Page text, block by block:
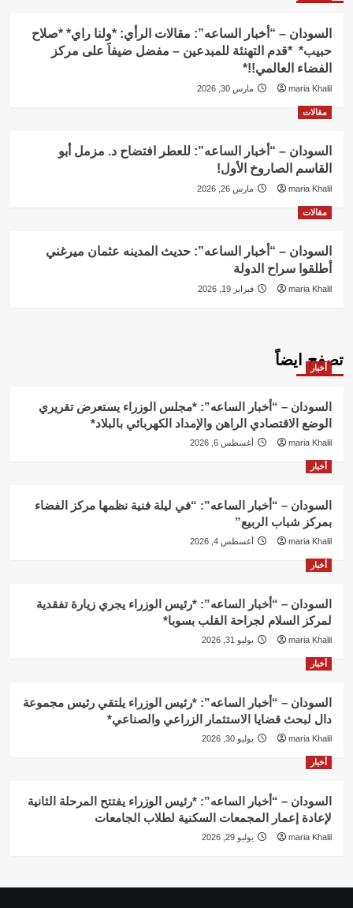
السودان – “أخبار الساعه”: مقالات الرأي: *ولنا راي* *صلاح
حبيب* *قدم التهنئة للمبدعين – مفضل ضيفاََ على مركز
الفضاء العالمي!!*
maria Khalil مارس 30, 2026
مقالات
السودان – “أخبار الساعه”: للعطر افتضاح د. مزمل أبو
القاسم الصاروخ الأول!
maria Khalil مارس 26, 2026
مقالات
السودان – “أخبار الساعه”: حديث المدينه عثمان ميرغني
أطلقوا سراح الدولة
maria Khalil فبراير 19, 2026
تصفح ايضاً
أخبار
السودان – “أخبار الساعه”: *مجلس الوزراء يستعرض تقريري
الوضع الاقتصادي الراهن والإمداد الكهربائي بالبلاد*
maria Khalil أغسطس 6, 2026
أخبار
السودان – “أخبار الساعه”: “في ليلة فنية نظمها مركز الفضاء
بمركز شباب الربيع”
maria Khalil أغسطس 4, 2026
أخبار
السودان – “أخبار الساعه”: *رئيس الوزراء يجري زيارة تفقدية
لمركز السلام لجراحة القلب بسوبا*
maria Khalil يوليو 31, 2026
أخبار
السودان – “أخبار الساعه”: *رئيس الوزراء يلتقي رئيس مجموعة
دال لبحث قضايا الاستثمار الزراعي والصناعي*
maria Khalil يوليو 30, 2026
أخبار
السودان – “أخبار الساعه”: *رئيس الوزراء يفتتح المرحلة الثانية
لإعادة إعمار المجمعات السكنية لطلاب الجامعات
maria Khalil يوليو 29, 2026